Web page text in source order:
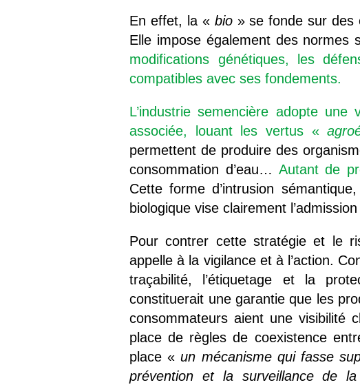
En effet, la «bio » se fonde sur des
Elle impose également des normes
modifications génétiques, les
compatibles avec ses fondements.
L’industrie semencière adopte
associée, louant les vertus «
permettent de produire des
consommation d’eau… Autant de
Cette forme d’intrusion
biologique vise clairement
Pour contrer cette stratégie et le
appelle à la vigilance et à l’action.
traçabilité, l’étiquetage et la
constituerait une garantie que les
consommateurs aient une visibilité
place de règles de coexistence
place «un mécanisme qui fasse
prévention et la surveillance de la